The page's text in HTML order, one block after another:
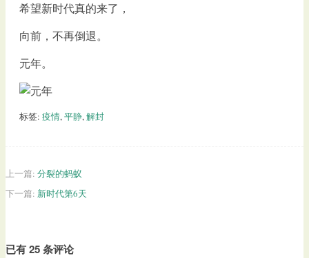
希望新时代真的来了，
向前，不再倒退。
元年。
标签: 疫情,平静,解封
上一篇: 分裂的蚂蚁
下一篇: 新时代第6天
已有 25 条评论